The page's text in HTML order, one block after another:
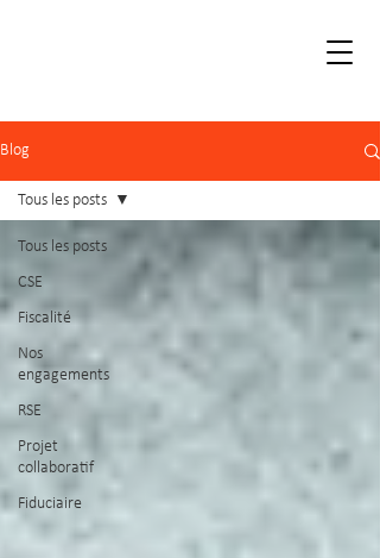
Blog
Tous les posts
CSE
Fiscalité
Nos
engagements
RSE
Projet
collaboratif
Fiduciaire
Tous les posts